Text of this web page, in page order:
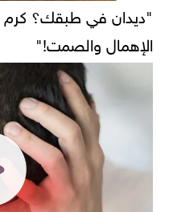
"ديدان في طبقك؟ كرم
الإهمال والصمت!"